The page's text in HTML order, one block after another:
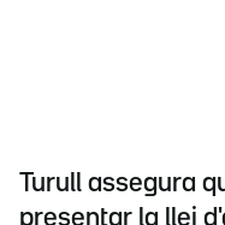
Turull assegura
presentar la llei